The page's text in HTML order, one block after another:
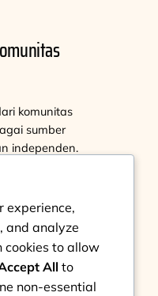
komunitas
sumber
independen.
Terjamin
pada
experience,
and analyze
cookies to allow
All to
non-essential